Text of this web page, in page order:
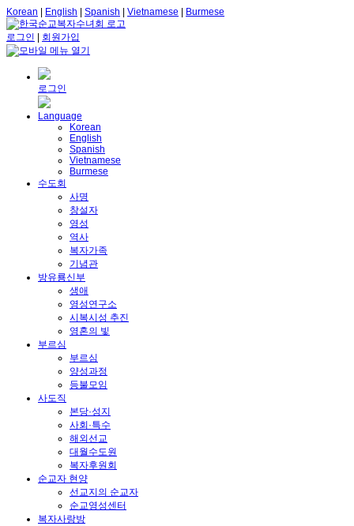
Korean English Spanish Vietnamese Burmese
로그인 회원가입
로그인
Language
Korean
English
Spanish
Vietnamese
Burmese
수도회
사명
창설자
영성
역사
복자가족
기념관
방유룡신부
생애
영성연구소
시복시성 추진
영혼의 빛
부르심
부르심
양성과정
등불모임
사도직
본당·성지
사회·특수
해외선교
대월수도원
복자후원회
순교자 현양
선교지의 순교자
순교영성센터
복자사랑방